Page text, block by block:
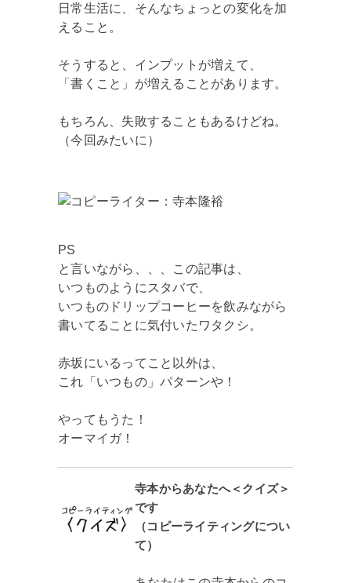
日常生活に、そんなちょっとの変化を加
えること。
そうすると、インプットが増えて、
「書くこと」が増えることがあります。
もちろん、失敗することもあるけどね。
（今回みたいに）
PS
と言いながら、、、この記事は、
いつものようにスタバで、
いつものドリップコーヒーを飲みながら
書いてることに気付いたワタクシ。
赤坂にいるってこと以外は、
これ「いつもの」パターンや！
やってもうた！
オーマイガ！
寺本からあなたへ＜クイズ＞
です
（コピーライティングについ
て）